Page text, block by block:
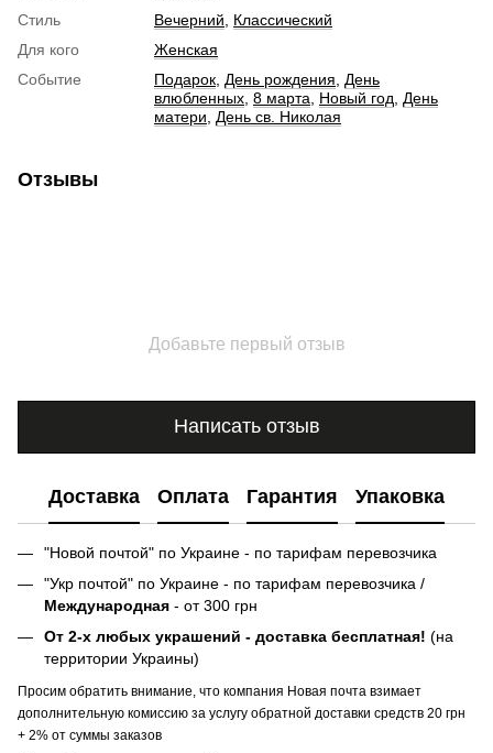
Стиль
Вечерний
Классический
Для кого
Женская
Событие
Подарок День рождения
День
влюбленных 8 марта Новый год
День
матери
День св. Николая
Отзывы
Добавьте первый отзыв
Написать отзыв
Доставка Оплата Гарантия Упаковка
"Новой почтой" по Украине - по тарифам перевозчика
"Укр почтой" по Украине - по тарифам перевозчика /
Международная - от 300 грн
От 2-х любых украшений - доставка бесплатная! (на
территории Украины)
Просим обратить внимание, что компания Новая почта взимает
дополнительную комиссию за услугу обратной доставки средств 20 грн
+ 2% от суммы заказов